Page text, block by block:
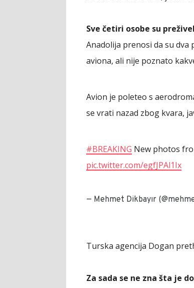
Sve četiri osobe su
Anadolija prenosi da su dva
aviona, ali nije poznato
Avion je poleteo s
se vrati nazad zbog kvara,
#BREAKING New photos
pic.twitter.com/egfJPAl1Ix
— Mehmet Dikbayır
Turska agencija Dogan
Za sada se ne zna šta je